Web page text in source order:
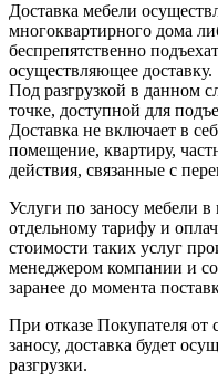
Доставка мебели
многоквартирного дома
беспрепятственно
осуществляющее доставку.
Под разгрузкой в данном
точке, доступной для
Доставка не включает в
помещение, квартиру,
действия, связанные с
Услуги по заносу мебели
отдельному тарифу и
стоимости таких услуг
менеджером компании и
заранее до момента
При отказе Покупателя от
заносу, доставка будет
разгрузки.